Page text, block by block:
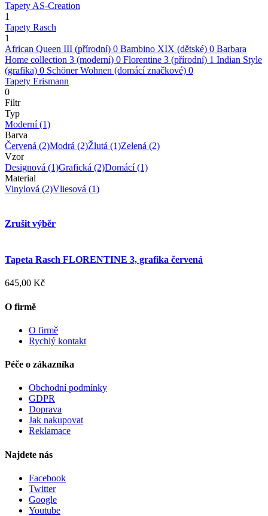
Tapety AS-Creation
1
Tapety Rasch
1
African Queen III (přírodní) 0 Bambino XIX (dětské) 0 Barbara
Home collection 3 (moderní) 0 Florentine 3 (přírodní) 1 Indian Style
(grafika) 0 Schöner Wohnen (domácí značkové) 0
Tapety Erismann
0
Filtr
Typ
Moderní(1)
Barva
Červená (2)Modrá (2)Žlutá (1)Zelená (2)
Vzor
Designová (1)Grafická (2)Domácí(1)
Material
Vinylová (2)Vliesová (1)
Zrušit výběr
Tapeta Rasch FLORENTINE 3, grafika červená
645,00 Kč
O firmě
O firmě
Rychlý kontakt
Péče o zákazníka
Obchodní podmínky
GDPR
Doprava
Jak nakupovat
Reklamace
Najdete nás
Facebook
Twitter
Google
Youtube